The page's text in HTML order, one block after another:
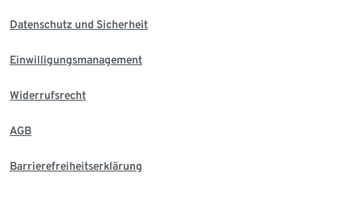
Datenschutz und Sicherheit
Einwilligungsmanagement
Widerrufsrecht
AGB
Barrierefreiheitserklärung